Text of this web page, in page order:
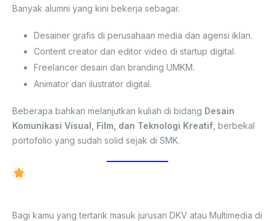
Banyak alumni yang kini bekerja sebagai:
Desainer grafis di perusahaan media dan agensi iklan.
Content creator dan editor video di startup digital.
Freelancer desain dan branding UMKM.
Animator dan ilustrator digital.
Beberapa bahkan melanjutkan kuliah di bidang Desain
Komunikasi Visual, Film, dan Teknologi Kreatif , berbekal
portofolio yang sudah solid sejak di SMK.
Bagi kamu yang tertarik masuk jurusan DKV atau Multimedia di